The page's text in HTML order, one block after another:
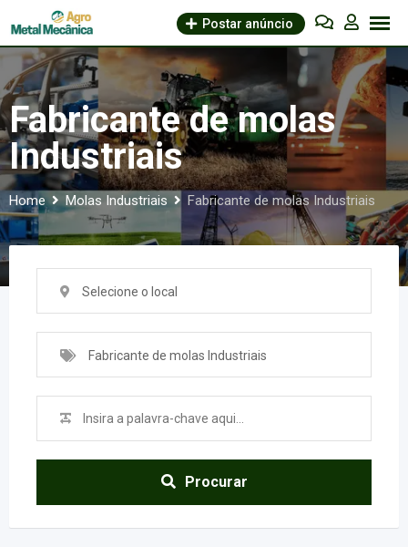
to
content
Postar anúncio
Fabricante de molas
Industriais
Home Molas Industriais Fabricante de molas Industriais
Selecione o local
Fabricante de molas Industriais
Procurar